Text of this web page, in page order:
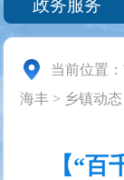
政务服务
当前位置：
海丰 > 乡镇动态
【“百